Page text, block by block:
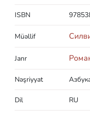
ISBN
Müəllif
Janr
Nəşriyyat
Dil RU